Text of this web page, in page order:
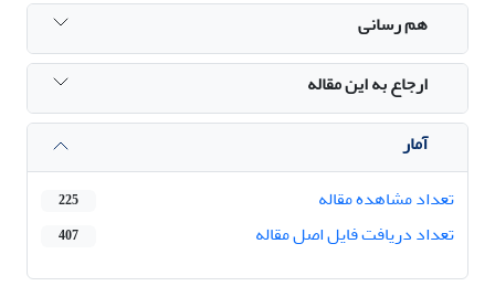
هم رسانی
ارجاع به این مقاله
آمار
تعداد مشاهده مقاله
225
تعداد دریافت فایل اصل مقاله 407